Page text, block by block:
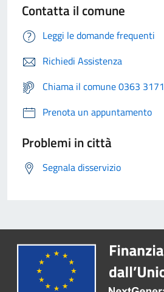
Contatta il comune
Leggi le domande frequenti
Richiedi Assistenza
Chiama il comune 0363 3171
Prenota un appuntamento
Problemi in città
Segnala disservizio